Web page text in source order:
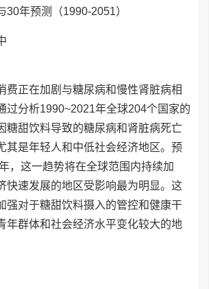
年预测（1990-2051）
费正在加剧与糖尿病和慢性肾脏病相
过分析1990~2021年全球204个国家的
糖甜饮料导致的糖尿病和肾脏病死亡
其是年轻人和中低社会经济地区。预
，这一趋势将在全球范围内持续加
快速发展的地区受影响最为明显。这
强对于糖甜饮料摄入的管控和健康干
年群体和社会经济水平变化较大的地